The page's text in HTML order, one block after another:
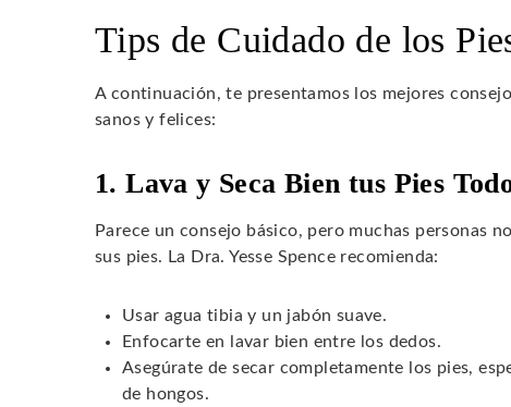
Tips de Cuidado de los
A continuación, te presentamos los mejores
sanos y felices:
1. Lava y Seca Bien tus Pies
Parece un consejo básico, pero muchas personas
sus pies. La Dra. Yesse Spence recomienda:
Usar agua tibia y un jabón suave.
Enfocarte en lavar bien entre los dedos.
Asegúrate de secar completamente los pies,
de hongos.